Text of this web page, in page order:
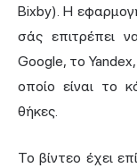
Bixby). Η
σάς επιτρέπει
Google, το
οποίο είναι το
θήκες.
Το βίντεο έχει